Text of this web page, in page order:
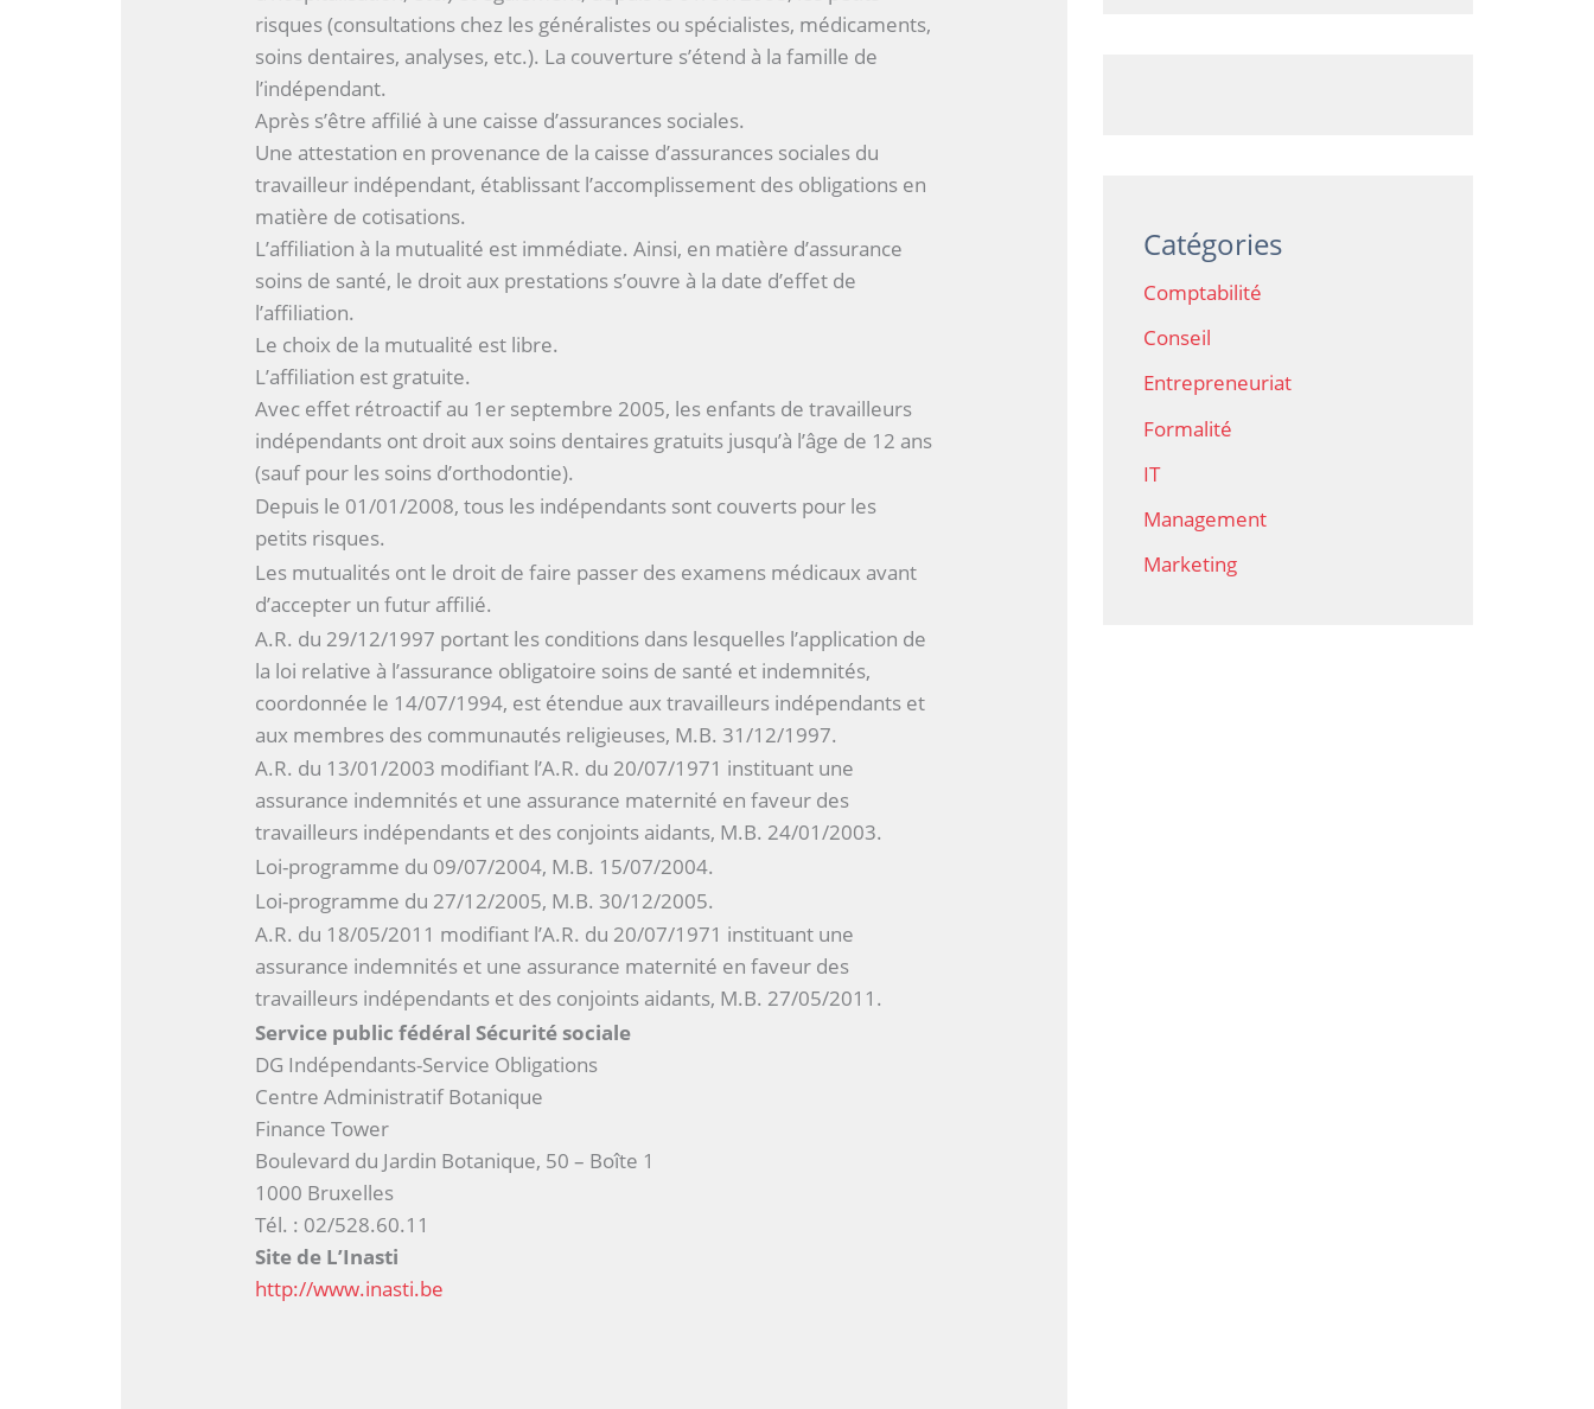
risques (consultations chez les généralistes ou spécialistes, médicaments,
soins dentaires, analyses, etc.). La couverture s’étend à la famille de
l’indépendant.
Après s’être affilié à une caisse d’assurances sociales.
Une attestation en provenance de la caisse d’assurances sociales du
travailleur indépendant, établissant l’accomplissement des obligations en
matière de cotisations.
L’affiliation à la mutualité est immédiate. Ainsi, en matière d’assurance
soins de santé, le droit aux prestations s’ouvre à la date d’effet de
l’affiliation.
Le choix de la mutualité est libre.
L’affiliation est gratuite.
Avec effet rétroactif au 1er septembre 2005, les enfants de travailleurs
indépendants ont droit aux soins dentaires gratuits jusqu’à l’âge de 12 ans
(sauf pour les soins d’orthodontie).
Depuis le 01/01/2008, tous les indépendants sont couverts pour les
petits risques.
Les mutualités ont le droit de faire passer des examens médicaux avant
d’accepter un futur affilié.
A.R. du 29/12/1997 portant les conditions dans lesquelles l’application de
la loi relative à l’assurance obligatoire soins de santé et indemnités,
coordonnée le 14/07/1994, est étendue aux travailleurs indépendants et
aux membres des communautés religieuses, M.B. 31/12/1997.
A.R. du 13/01/2003 modifiant l’A.R. du 20/07/1971 instituant une
assurance indemnités et une assurance maternité en faveur des
travailleurs indépendants et des conjoints aidants, M.B. 24/01/2003.
Loi-programme du 09/07/2004, M.B. 15/07/2004.
Loi-programme du 27/12/2005, M.B. 30/12/2005.
A.R. du 18/05/2011 modifiant l’A.R. du 20/07/1971 instituant une
assurance indemnités et une assurance maternité en faveur des
travailleurs indépendants et des conjoints aidants, M.B. 27/05/2011.
Service public fédéral Sécurité sociale
DG Indépendants-Service Obligations
Centre Administratif Botanique
Finance Tower
Boulevard du Jardin Botanique, 50 – Boîte 1
1000 Bruxelles
Tél. : 02/528.60.11
Site de L’Inasti
http://www.inasti.be
Catégories
Comptabilité
Conseil
Entrepreneuriat
Formalité
IT
Management
Marketing